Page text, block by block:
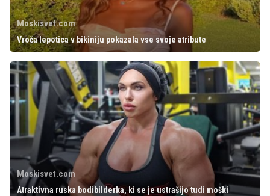
Moskisvet.com
Vroča lepotica v bikiniju pokazala vse svoje atribute
Moskisvet.com
Atraktivna ruska bodibilderka, ki se je ustrašijo tudi moški